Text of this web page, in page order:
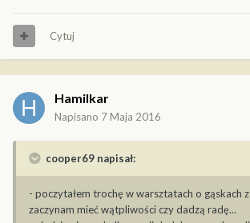
Cytuj
Hamilkar
Napisano 7 Maja 2016
cooper69 napisał:
- poczytałem trochę w warsztatach o gąskach
zaczynam mieć wątpliwości czy dadzą radę...